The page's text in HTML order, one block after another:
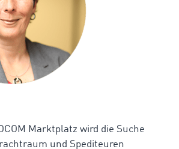
Marktplatz wird die Suche
und Spediteuren